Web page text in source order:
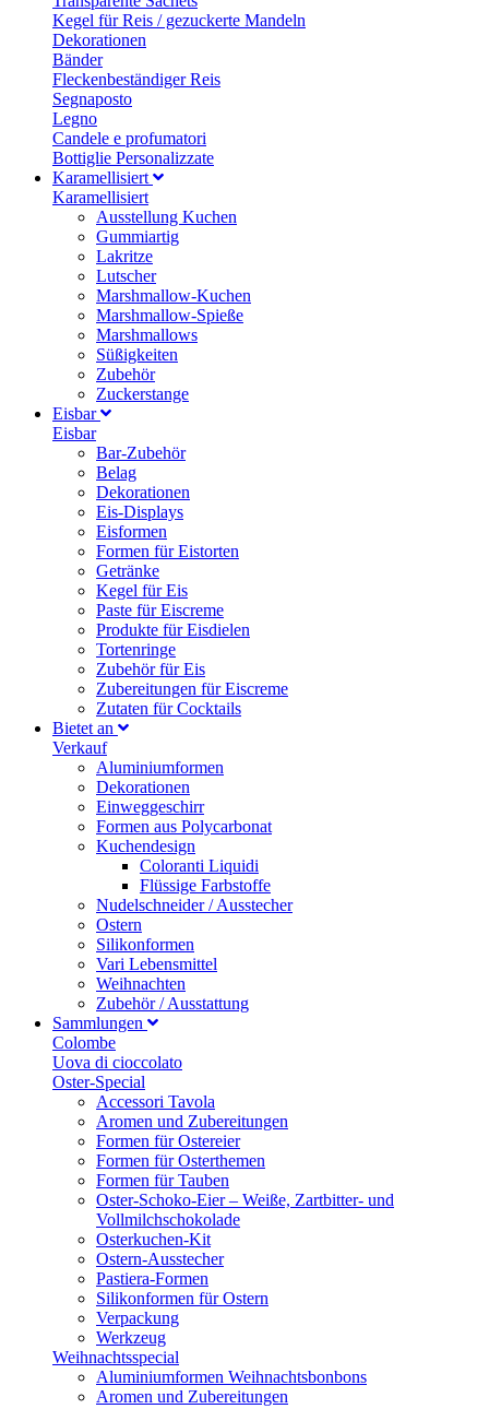
Kegel für Reis / gezuckerte Mandeln
Dekorationen
Bänder
Fleckenbeständiger Reis
Segnaposto
Legno
Candele e profumatori
Bottiglie Personalizzate
Karamellisiert
Karamellisiert
Ausstellung Kuchen
Gummiartig
Lakritze
Lutscher
Marshmallow-Kuchen
Marshmallow-Spieße
Marshmallows
Süßigkeiten
Zubehör
Zuckerstange
Eisbar
Eisbar
Bar-Zubehör
Belag
Dekorationen
Eis-Displays
Eisformen
Formen für Eistorten
Getränke
Kegel für Eis
Paste für Eiscreme
Produkte für Eisdielen
Tortenringe
Zubehör für Eis
Zubereitungen für Eiscreme
Zutaten für Cocktails
Bietet an
Verkauf
Aluminiumformen
Dekorationen
Einweggeschirr
Formen aus Polycarbonat
Kuchendesign
Coloranti Liquidi
Flüssige Farbstoffe
Nudelschneider / Ausstecher
Ostern
Silikonformen
Vari Lebensmittel
Weihnachten
Zubehör / Ausstattung
Sammlungen
Colombe
Uova di cioccolato
Oster-Special
Accessori Tavola
Aromen und Zubereitungen
Formen für Ostereier
Formen für Osterthemen
Formen für Tauben
Oster-Schoko-Eier – Weiße, Zartbitter- und
Vollmilchschokolade
Osterkuchen-Kit
Ostern-Ausstecher
Pastiera-Formen
Silikonformen für Ostern
Verpackung
Werkzeug
Weihnachtsspecial
Aluminiumformen Weihnachtsbonbons
Aromen und Zubereitungen